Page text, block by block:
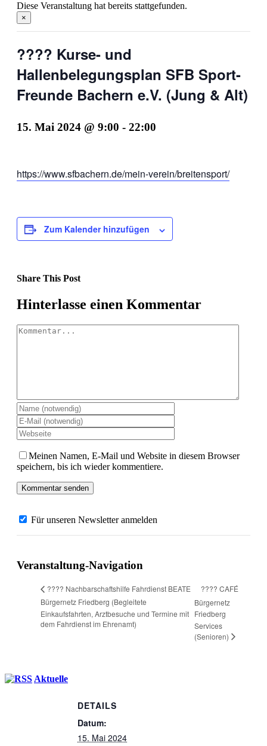
Diese Veranstaltung hat bereits stattgefunden.
×
???? Kurse- und
Hallenbelegungsplan SFB Sport-
Freunde Bachern e.V. (Jung & Alt)
15. Mai 2024 @ 9:00 - 22:00
https://www.sfbachern.de/mein-verein/breitensport/
Zum Kalender hinzufügen
Share This Post
Facebook
X
LinkedIn
Pinterest
Hinterlasse einen Kommentar
Kommentar
Meinen Namen, E-Mail und Website in diesem Browser
speichern, bis ich wieder kommentiere.
Für unseren Newsletter anmelden
Veranstaltung-Navigation
???? Nachbarschaftshilfe Fahrdienst BEATE
Bürgernetz Friedberg (Begleitete
Einkaufsfahrten, Arztbesuche und Termine mit
dem Fahrdienst im Ehrenamt)
???? CAFÉ
Bürgernetz
Friedberg
Services
(Senioren)
DETAILS
Datum:
15. Mai 2024
Aktuelle